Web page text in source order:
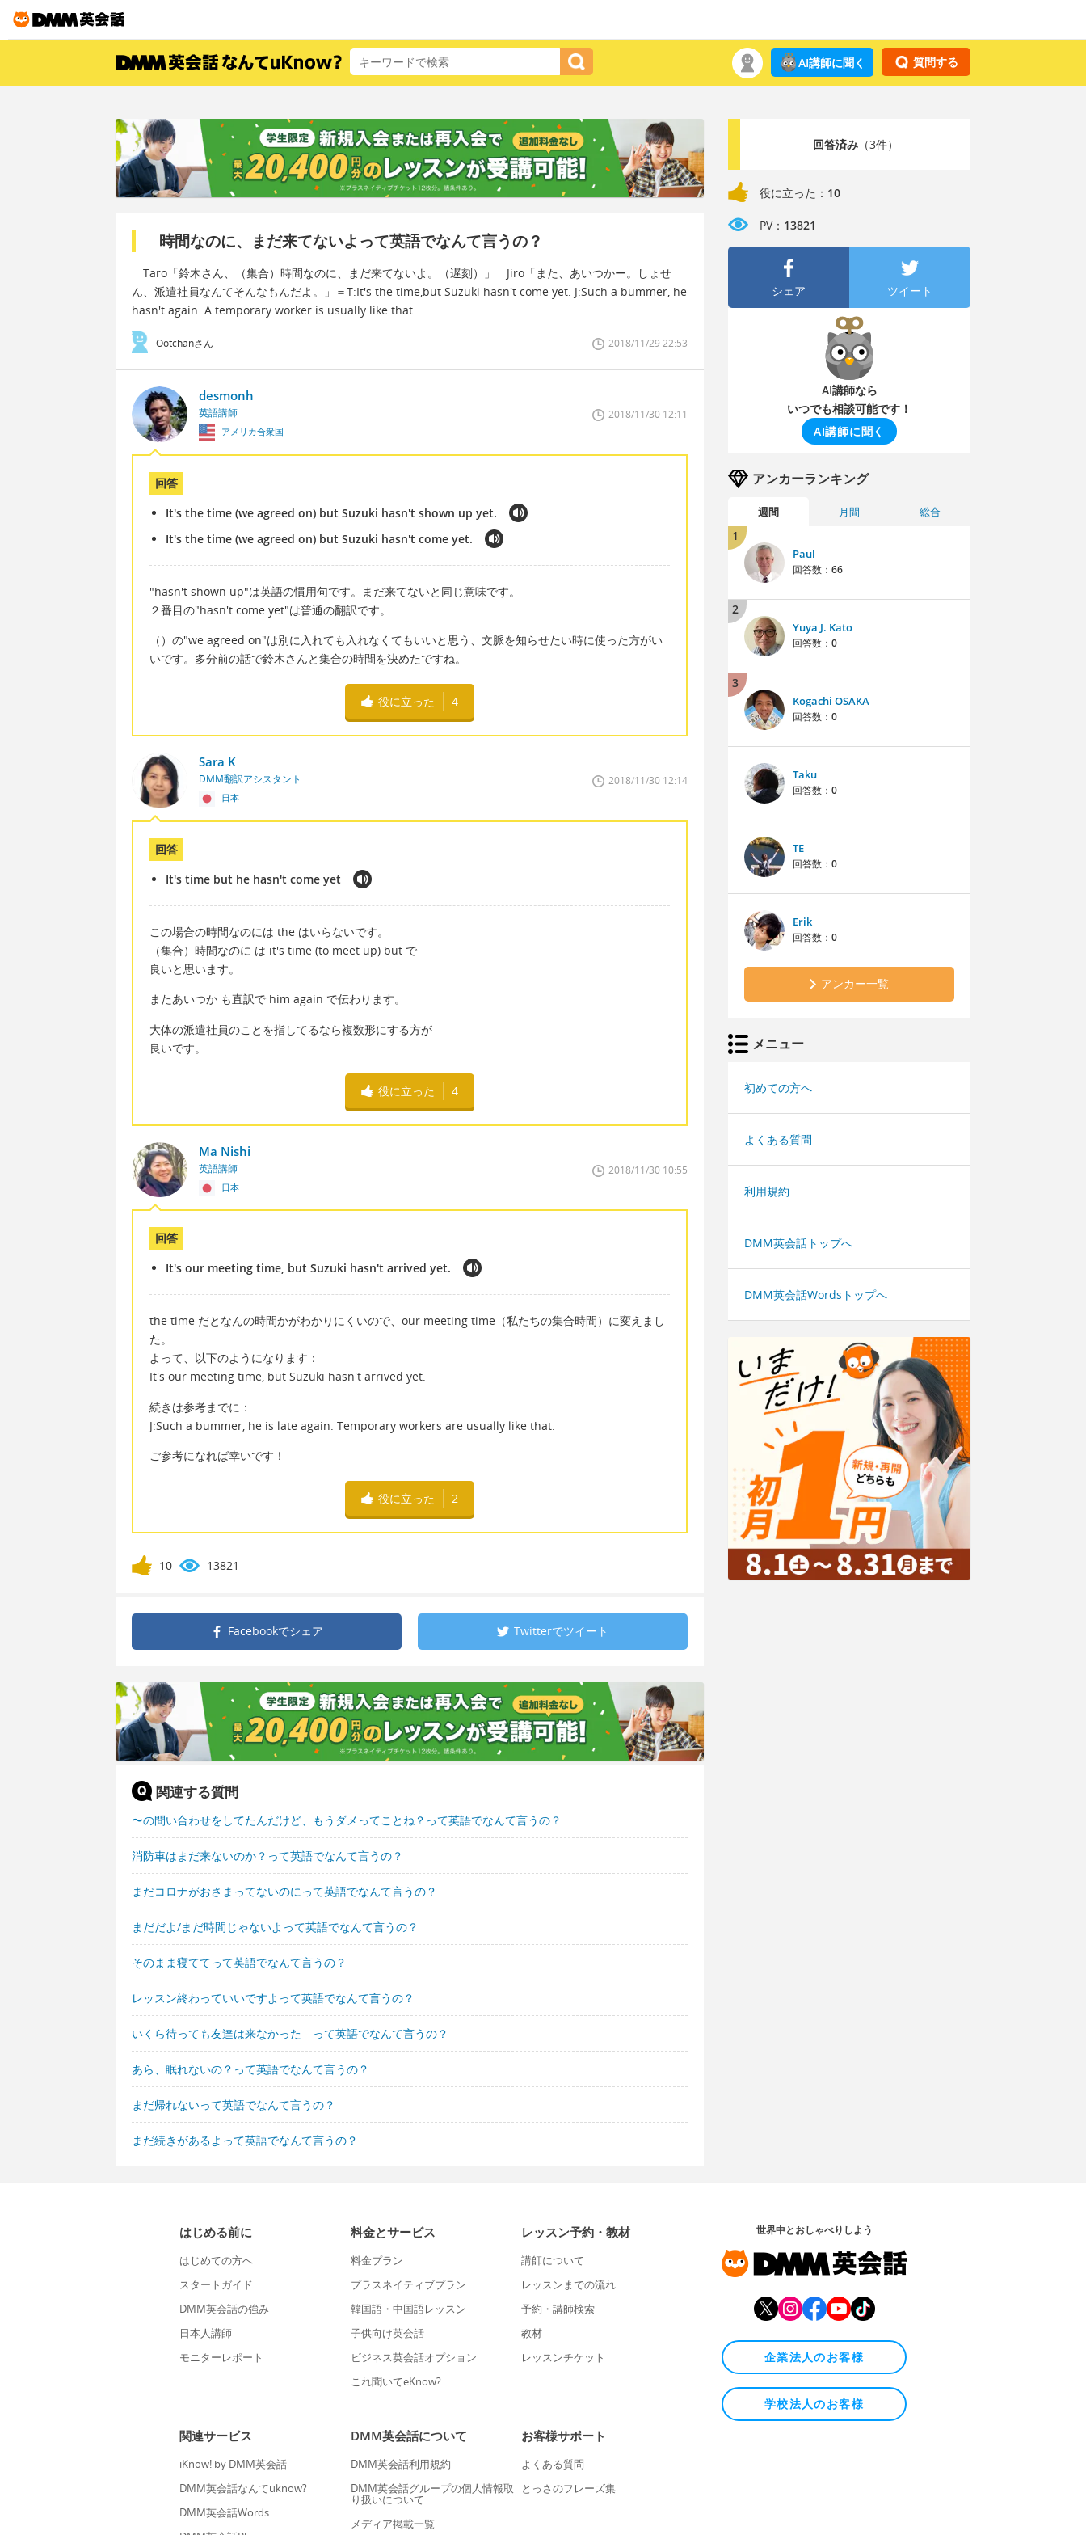
質問する
AI講師に聞く
時間なのに、まだ来てないよって英語でなんて言うの？
Taro「鈴木さん、（集合）時間なのに、まだ来てないよ。（遅刻）」 Jiro「また、あいつかー。しょせ
ん、派遣社員なんてそんなもんだよ。」＝T:It's the time,but Suzuki hasn't come yet. J:Such a bummer, he
hasn't again. A temporary worker is usually like that.
Ootchanさん 2018/11/29 22:53
desmonh
英語講師
アメリカ合衆国
2018/11/30 12:11
回答
It's the time (we agreed on) but Suzuki hasn't shown up yet.
It's the time (we agreed on) but Suzuki hasn't come yet.
"hasn't shown up"は英語の慣用句です。まだ来てないと同じ意味です。
２番目の"hasn't come yet"は普通の翻訳です。
（）の"we agreed on"は別に入れても入れなくてもいいと思う、文脈を知らせたい時に使った方がい
いです。多分前の話で鈴木さんと集合の時間を決めたですね。
役に立った 4
Sara K
DMM翻訳アシスタント
日本
2018/11/30 12:14
回答
It's time but he hasn't come yet
この場合の時間なのには the はいらないです。
（集合）時間なのに は it's time (to meet up) but で
良いと思います。
またあいつか も直訳で him again で伝わります。
大体の派遣社員のことを指してるなら複数形にする方が
良いです。
役に立った 4
Ma Nishi
英語講師
日本
2018/11/30 10:55
回答
It's our meeting time, but Suzuki hasn't arrived yet.
the time だとなんの時間かがわかりにくいので、our meeting time（私たちの集合時間）に変えまし
た。
よって、以下のようになります：
It's our meeting time, but Suzuki hasn't arrived yet.
続きは参考までに：
J:Such a bummer, he is late again. Temporary workers are usually like that.
ご参考になれば幸いです！
役に立った 2
10 13821
Facebookでシェア Twitterでツイート
関連する質問
〜の問い合わせをしてたんだけど、もうダメってことね？って英語でなんて言うの？
消防車はまだ来ないのか？って英語でなんて言うの？
まだコロナがおさまってないのにって英語でなんて言うの？
まだだよ/まだ時間じゃないよって英語でなんて言うの？
そのまま寝ててって英語でなんて言うの？
レッスン終わっていいですよって英語でなんて言うの？
いくら待っても友達は来なかった って英語でなんて言うの？
あら、眠れないの？って英語でなんて言うの？
まだ帰れないって英語でなんて言うの？
まだ続きがあるよって英語でなんて言うの？
回答済み（3件）
役に立った： 10
PV： 13821
シェア ツイート
AI講師なら
いつでも相談可能です！
AI講師に聞く
アンカーランキング
週間 月間 総合
1
Paul
回答数： 66
2
Yuya J. Kato
回答数： 0
3
Kogachi OSAKA
回答数： 0
Taku
回答数： 0
TE
回答数： 0
Erik
回答数： 0
アンカー一覧
メニュー
初めての方へ
よくある質問
利用規約
DMM英会話トップへ
DMM英会話Wordsトップへ
はじめる前に
はじめての方へ
スタートガイド
DMM英会話の強み
日本人講師
モニターレポート
料金とサービス
料金プラン
プラスネイティブプラン
韓国語・中国語レッスン
子供向け英会話
ビジネス英会話オプション
これ聞いてeKnow?
レッスン予約・教材
講師について
レッスンまでの流れ
予約・講師検索
教材
レッスンチケット
関連サービス
iKnow! by DMM英会話
DMM英会話なんてuknow?
DMM英会話Words
DMM英会話について
DMM英会話利用規約
DMM英会話グループの個人情報取
り扱いについて
メディア掲載一覧
お客様サポート
よくある質問
とっさのフレーズ集
世界中とおしゃべりしよう
企業法人のお客様
学校法人のお客様